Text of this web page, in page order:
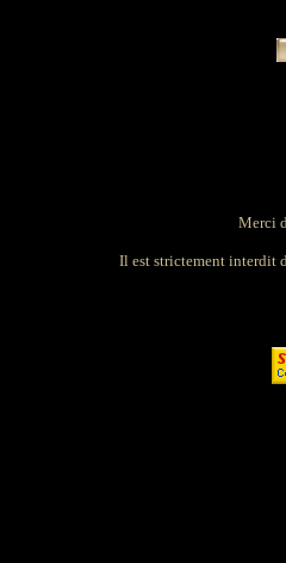
Merci
Il est strictement interdit